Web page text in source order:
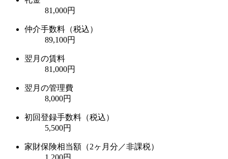
81,000円
仲介手数料（税込）
89,100円
翌月の賃料
81,000円
翌月の管理費
8,000円
初回登録手数料（税込）
5,500円
家財保険相当額（2ヶ月分／非課税）
1,200円